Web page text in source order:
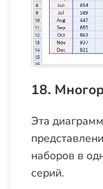
18.
Эта
наборов в
серий.